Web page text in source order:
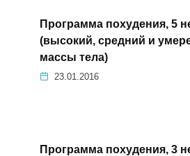
Программа похудения, 5
(высокий, средний и
массы тела)
23.01.2016
Программа похудения, 3